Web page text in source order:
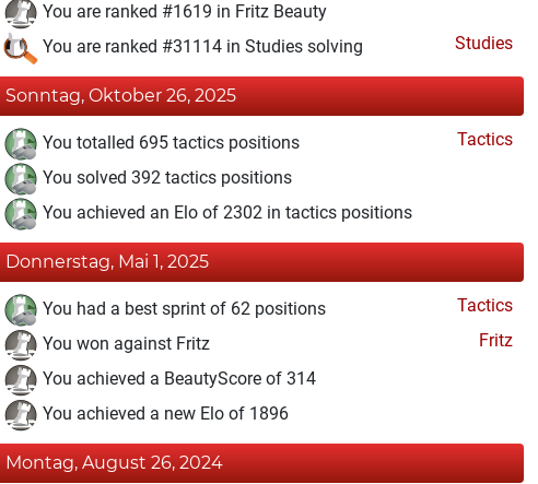
You are ranked #1619 in Fritz Beauty
You are ranked #31114 in Studies solving
Studies
Sonntag, Oktober 26, 2025
You totalled 695 tactics positions
Tactics
You solved 392 tactics positions
You achieved an Elo of 2302 in tactics positions
Donnerstag, Mai 1, 2025
You had a best sprint of 62 positions
Tactics
You won against Fritz
Fritz
You achieved a BeautyScore of 314
You achieved a new Elo of 1896
Montag, August 26, 2024